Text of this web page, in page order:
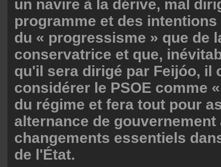
un navire à la dérive, mal
programme et des
du « progressisme » que de
conservatrice et que,
qu'il sera dirigé par Feijóo, il
considérer le PSOE comme
du régime et fera tout pour
alternance de
changements essentiels
de l'État.